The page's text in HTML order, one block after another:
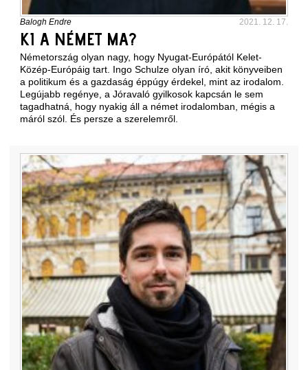
Balogh Endre 2021. 12. 17.
KI A NÉMET MA?
Németország olyan nagy, hogy Nyugat-Európától Kelet-
Közép-Európáig tart. Ingo Schulze olyan író, akit könyveiben
a politikum és a gazdaság éppúgy érdekel, mint az irodalom.
Legújabb regénye, a Jóravaló gyilkosok kapcsán le sem
tagadhatná, hogy nyakig áll a német irodalomban, mégis a
máról szól. És persze a szerelemről.